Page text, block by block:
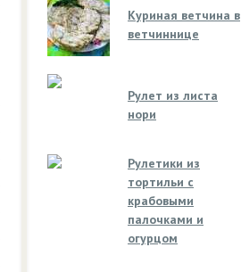
Куриная ветчина в
ветчиннице
Рулет из листа
нори
Рулетики из
тортильи с
крабовыми
палочками и
огурцом